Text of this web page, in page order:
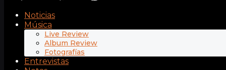
Noticias
Música
Live Review
Album Review
Fotografías
Entrevistas